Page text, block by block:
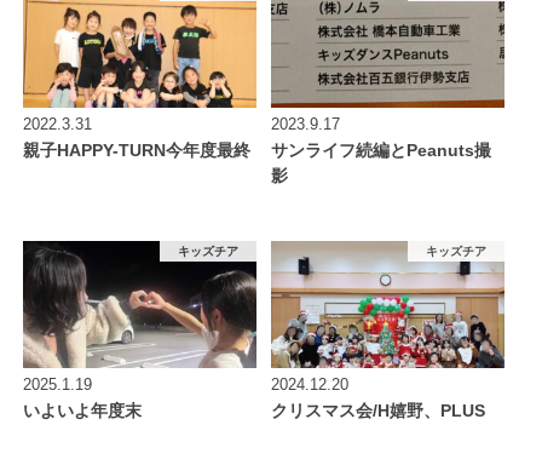
2022.3.31
親子HAPPY-TURN今年度最終
2023.9.17
サンライフ続編とPeanuts撮
影
キッズチア
2025.1.19
いよいよ年度末
キッズチア
2024.12.20
クリスマス会/H嬉野、PLUS